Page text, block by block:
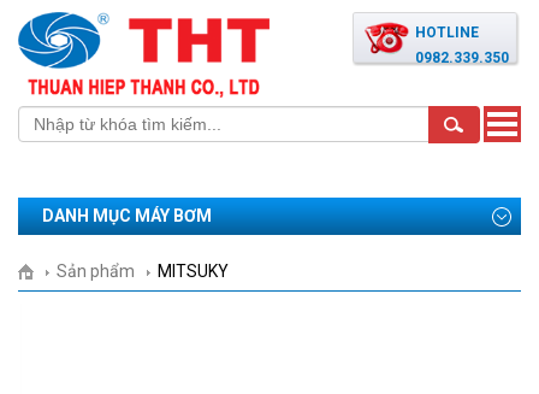
HOTLINE
0982.339.350
Toggle
DANH MỤC MÁY BƠM
Sản phẩm MITSUKY